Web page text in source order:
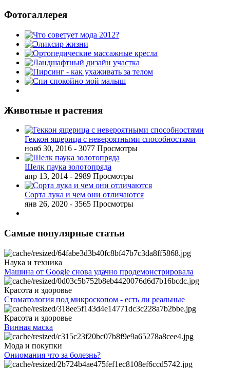
Фотогаллерея
Животные и растения
Геккон ящерица с невероятными способностями
нояб 30, 2016 - 3077 Просмотры
Шелк паука золотопряда
апр 13, 2014 - 2989 Просмотры
Сорта лука и чем они отличаются
янв 26, 2020 - 3565 Просмотры
Самые популярные статьи
Наука и техника
Машина от Google снова удачно продемонстрировала
Красота и здоровье
Стоматология под микроскопом - есть ли реальные
Красота и здоровье
Винная маска
Мода и покупки
Ониомания что за болезнь?